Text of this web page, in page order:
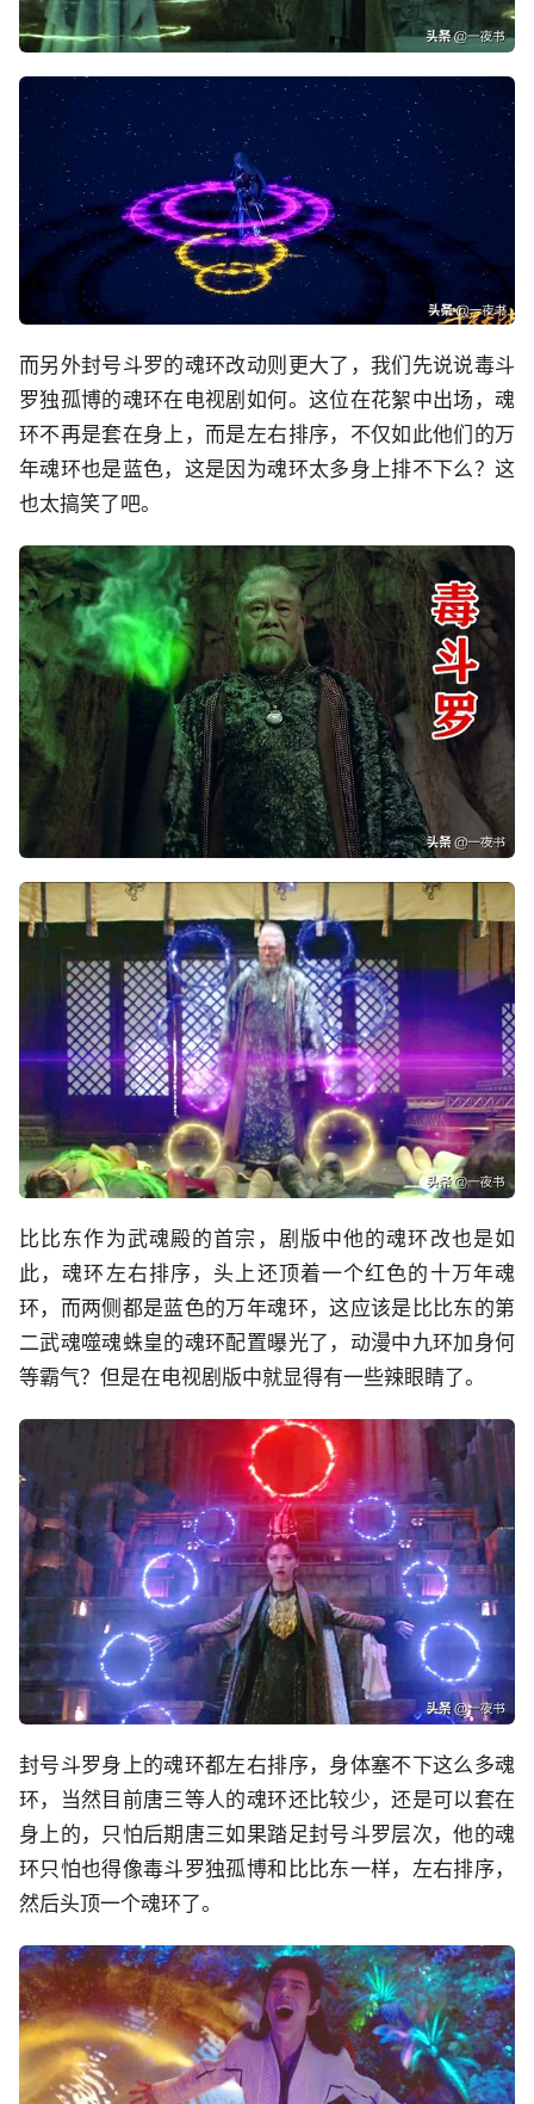
而另外封号斗罗的魂环改动则更大了，我们先说说毒斗
罗独孤博的魂环在电视剧如何。这位在花絮中出场，魂
环不再是套在身上，而是左右排序，不仅如此他们的万
年魂环也是蓝色，这是因为魂环太多身上排不下么？这
也太搞笑了吧。
比比东作为武魂殿的首宗，剧版中他的魂环改也是如
此，魂环左右排序，头上还顶着一个红色的十万年魂
环，而两侧都是蓝色的万年魂环，这应该是比比东的第
二武魂噬魂蛛皇的魂环配置曝光了，动漫中九环加身何
等霸气？但是在电视剧版中就显得有一些辣眼睛了。
封号斗罗身上的魂环都左右排序，身体塞不下这么多魂
环，当然目前唐三等人的魂环还比较少，还是可以套在
身上的，只怕后期唐三如果踏足封号斗罗层次，他的魂
环只怕也得像毒斗罗独孤博和比比东一样，左右排序，
然后头顶一个魂环了。